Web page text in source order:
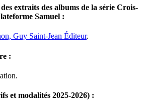
extraits des albums de la série Crois-
Samuel :
Guy Saint-Jean Éditeur.
:
et modalités 2025-2026) :